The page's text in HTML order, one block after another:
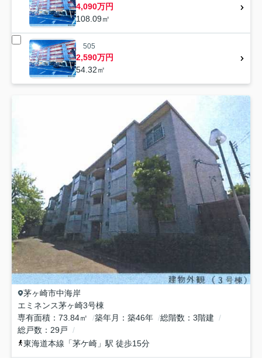
4,090万円
108.09㎡
505
2,590万円
54.32㎡
茅ヶ崎市中海岸
エミネンス茅ヶ崎3号棟
専有面積
73.84㎡ 築年月 築46年 総階数
3階建
総戸数
29戸
東海道本線 「茅ケ崎 」駅 徒歩15分